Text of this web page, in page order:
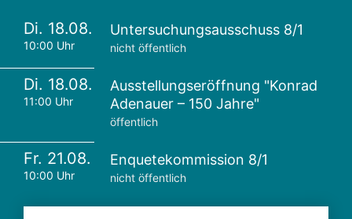
Di. 18.08.
10:00 Uhr
Untersuchungsausschuss 8/1
nicht öffentlich
Di. 18.08.
11:00 Uhr
Ausstellungseröffnung "Konrad
Adenauer – 150 Jahre"
öffentlich
Fr. 21.08.
10:00 Uhr
Enquetekommission 8/1
nicht öffentlich